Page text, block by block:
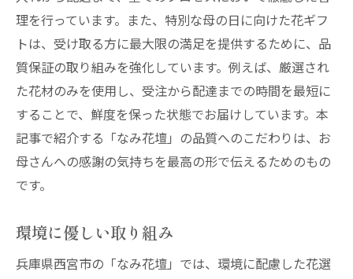
理を行っています。また、特別な母の日に向けた花ギフ
トは、受け取る方に最大限の満足を提供するために、品
質保証の取り組みを強化しています。例えば、厳選され
た花材のみを使用し、受注から配達までの時間を最短に
することで、鮮度を保った状態でお届けしています。本
記事で紹介する「なみ花壇」の品質へのこだわりは、お
母さんへの感謝の気持ちを最高の形で伝えるためのもの
です。
環境に優しい取り組み
兵庫県西宮市の「なみ花壇」では、環境に配慮した花選